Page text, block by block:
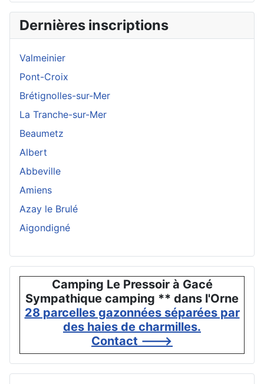
Dernières inscriptions
Valmeinier
Pont-Croix
Brétignolles-sur-Mer
La Tranche-sur-Mer
Beaumetz
Albert
Abbeville
Amiens
Azay le Brulé
Aigondigné
Camping Le Pressoir à Gacé
Sympathique camping ** dans l'Orne
28 parcelles gazonnées séparées par
des haies de charmilles.
Contact --->